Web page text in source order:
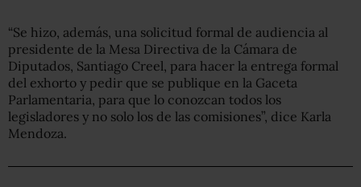
“Se hizo, además, una solicitud formal de audiencia al
presidente de la Mesa Directiva de la Cámara de
Diputados, Santiago Creel, para hacer la entrega formal
del exhorto y pedir que se publique en la Gaceta
Parlamentaria, para que lo conozcan todos los
legisladores y no solo los de las comisiones”, dice Karla
Mendoza.